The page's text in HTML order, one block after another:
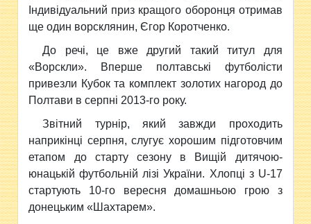
Індивідуальний приз кращого оборонця отримав
ще один ворсклянин, Єгор Коротченко.
До речі, це вже другий такий титул для
«Ворскли». Вперше полтавські футболісти
привезли Кубок та комплект золотих нагород до
Полтави в серпні 2013-го року.
Звітний турнір, який завжди проходить
наприкінці серпня, слугує хорошим підготовчим
етапом до старту сезону в Вищій дитячою-
юнацькій футбольній лізі України. Хлопці з U-17
стартують 10-го вересня домашньою грою з
донецьким «Шахтарем».